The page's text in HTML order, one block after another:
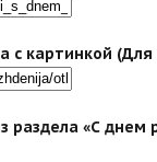
с картинкой
«С